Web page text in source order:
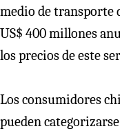
medio de transporte
US$ 400 millones
los precios de este
Los consumidores
pueden